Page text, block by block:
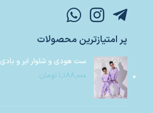
پر امتیازترین محصولات
ست هودی و شلوار ابر و بادی
۱,۱۸۸,۰۰۰ تومان